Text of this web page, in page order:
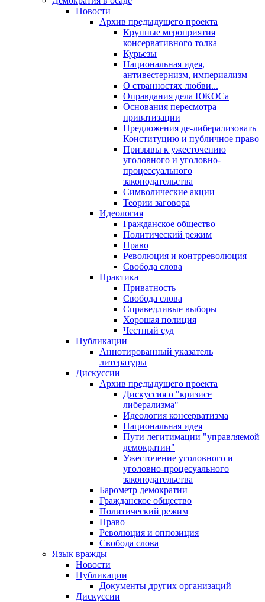
Новости
Архив предыдущего проекта
Крупные мероприятия
консервативного толка
Курьезы
Национальная идея,
антивестернизм, империализм
О странностях любви...
Оправдания дела ЮКОСа
Основания пересмотра
приватизации
Предложения де-либерализовать
Конституцию и публичное право
Призывы к ужесточению
уголовного и уголовно-
процессуального
законодательства
Символические акции
Теории заговора
Идеология
Гражданское общество
Политический режим
Право
Революция и контрреволюция
Свобода слова
Практика
Приватность
Свобода слова
Справедливые выборы
Хорошая полиция
Честный суд
Публикации
Аннотированный указатель
литературы
Дискуссии
Архив предыдущего проекта
Дискуссия о "кризисе
либерализма"
Идеология консерватизма
Национальная идея
Пути легитимации "управляемой
демократии"
Ужесточение уголовного и
уголовно-процесуального
законодательства
Барометр демократии
Гражданское общество
Политический режим
Право
Революция и оппозиция
Свобода слова
Язык вражды
Новости
Публикации
Документы других организаций
Дискуссии